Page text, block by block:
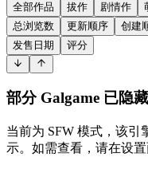
全部作品
拔作 剧情作
总浏览数
更新顺序 创建
发售日期
评分
部分 Galgame 已隐藏
当前为 SFW 模式，该引
示。如需查看，请在设置